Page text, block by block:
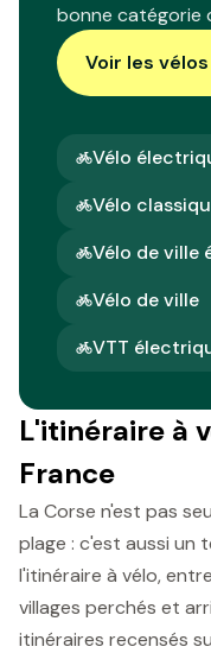
bonne catégorie
Voir les
Vélo
Vélo
Vélo de ville
Vélo de ville
VTT
L'itinéraire à
France
La Corse n'est pas
plage : c'est aussi un
l'itinéraire à vélo,
villages perchés et
itinéraires recensés